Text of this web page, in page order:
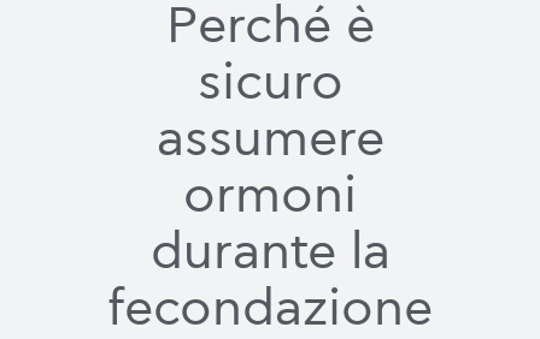
Perché è
sicuro
assumere
ormoni
durante la
fecondazione